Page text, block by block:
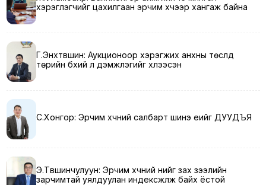
хэрэглэгчийг цахилгаан эрчим хүчээр хангаж байна
Г.Энхтүвшин: Аукционоор хэрэгжих анхны төслүүд
төрийн бүхий л дэмжлэгийг хүлээсэн
С.Хонгор: Эрчим хүчний салбарт шинэ үеийг ДУУДЪЯ
Э.Түвшинчулуун: Эрчим хүчний үнийг зах зээлийн
зарчимтай уялдуулан индексжүүлж байх ёстой